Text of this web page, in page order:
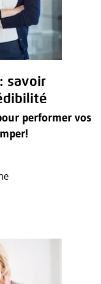
savoir
performer vos